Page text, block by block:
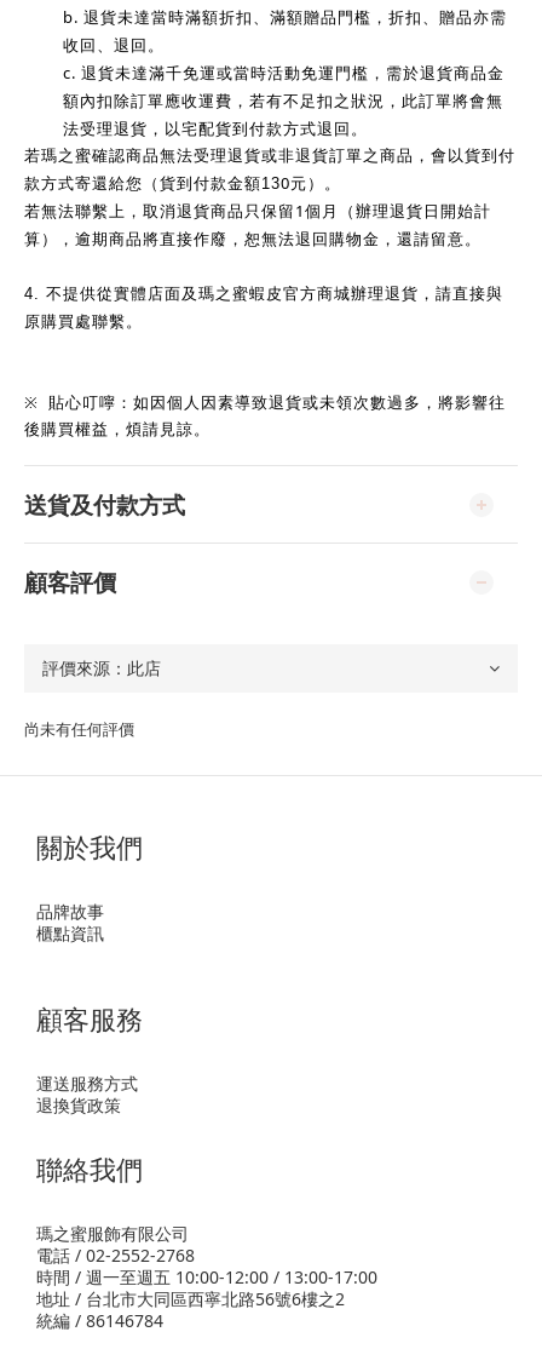
b. 退貨未達當時滿額折扣、滿額贈品門檻，折扣、贈品亦需
收回、退回。
c. 退貨未達滿千免運或當時活動免運門檻，需於退貨商品金
額內扣除訂單應收運費，若有不足扣之狀況，此訂單將會無
法受理退貨，以宅配貨到付款方式退回。
若瑪之蜜確認商品無法受理退貨或非退貨訂單之商品，會以貨到付
款方式寄還給您（貨到付款金額130元）。
若無法聯繫上，取消退貨商品只保留 1 個月（辦理退貨日開始計
算），逾期商品將直接作廢，恕無法退回購物金，還請留意。
4. 不提供從實體店面及瑪之蜜蝦皮官方商城辦理退貨，請直接與
原購買處聯繫。
※
貼心叮嚀：如因個人因素導致退貨或未領次數過多，將影響往
後購買權益，煩請見諒。
送貨及付款方式
顧客評價
尚未有任何評價
關於我們
品牌故事
櫃點資訊
顧客服務
運送服務方式
退換貨政策
聯絡我們
瑪之蜜服飾有限公司
電話 / 02-2552-2768
時間 / 週一至週五 10:00-12:00 / 13:00-17:00
地址 / 台北市大同區西寧北路56號6樓之2
統編 / 86146784